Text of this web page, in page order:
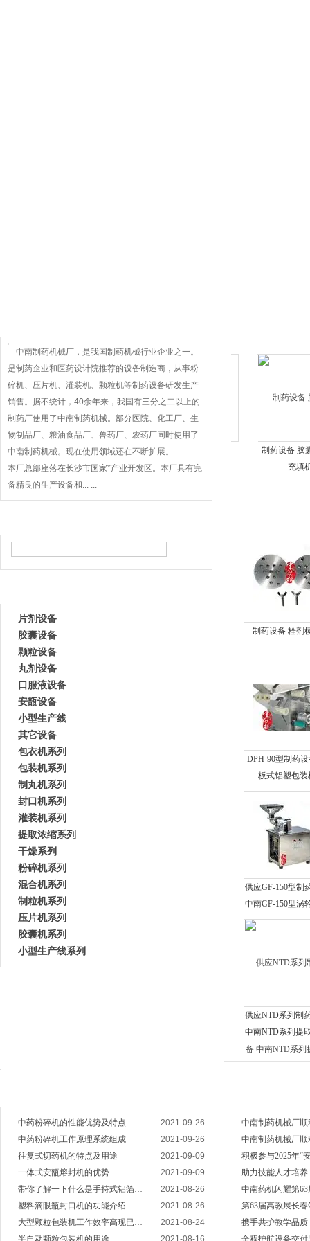
中南制药机械厂，是我国制药机械行业企业之一。
是制药企业和医药设计院推荐的设备制造商，从事粉
碎机、压片机、灌装机、颗粒机等制药设备研发生产
销售。据不统计，40余年来，我国有三分之二以上的
制药厂使用了中南制药机械。部分医院、化工厂、生
物制品厂、粮油食品厂、兽药厂、农药厂同时使用了
中南制药机械。现在使用领域还在不断扩展。
本厂总部座落在长沙市国家*产业开发区。本厂具有完
备精良的生产设备和... ...
片剂设备
胶囊设备
颗粒设备
丸剂设备
口服液设备
安瓿设备
小型生产线
其它设备
包衣机系列
包装机系列
制丸机系列
封口机系列
灌装机系列
提取浓缩系列
干燥系列
粉碎机系列
混合机系列
制粒机系列
压片机系列
胶囊机系列
小型生产线系列
制药设备 栓剂模具
制药设备 胶囊
充填机
制药设备 中南
型混合机
制药设备 中药
制药设备 栓剂
DPH-90型制药
板式铝塑包装
供应GF-150型制
中南GF-150型涡
式粉碎机
供应NTD系列制
中南NTD系列提
机组
中药粉碎机的性能优势及特点
2021-09-26
中药粉碎机工作原理系统组成
2021-09-26
往复式切药机的特点及用途
2021-09-09
一体式安瓿熔封机的优势
2021-09-09
带你了解一下什么是手持式铝箔封口机
2021-08-26
塑料滴眼瓶封口机的功能介绍
2021-08-26
大型颗粒包装机工作效率高现已受到人们普遍重视
2021-08-24
半自动颗粒包装机的用途
2021-08-16